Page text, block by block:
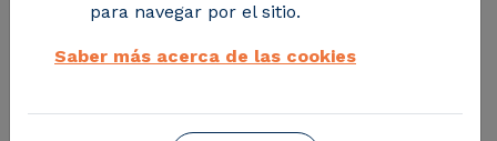
para navegar por el sitio.
Saber más acerca de las cookies